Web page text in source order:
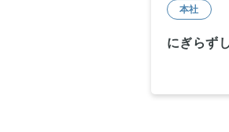
本社
にぎらず